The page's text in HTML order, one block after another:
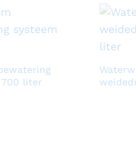
liter